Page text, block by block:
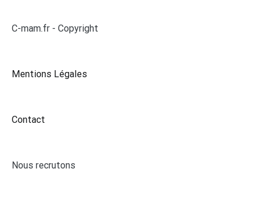
C-mam.fr - Copyright
Mentions Légales
Contact
Nous recrutons